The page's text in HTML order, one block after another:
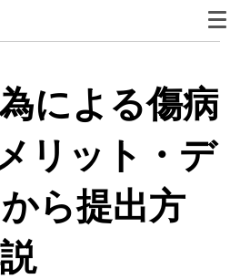
による傷病
リット・デ
ら提出方